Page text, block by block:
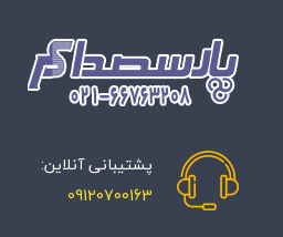
پشتیبانی آنلاین:
09120700163